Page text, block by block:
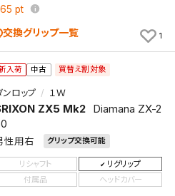
pt
交換グリップ一覧 1
入荷 中古 買替え割対象
ンロップ １Ｗ
ZX5 Mk2
Diamana ZX-2
性用右 グリップ交換可能
リシャフト
リグリップ
付属品
ヘッドカバー
、マイページの「保存検索条
し、条件を変更の上、保存し直
存する
ャンセル